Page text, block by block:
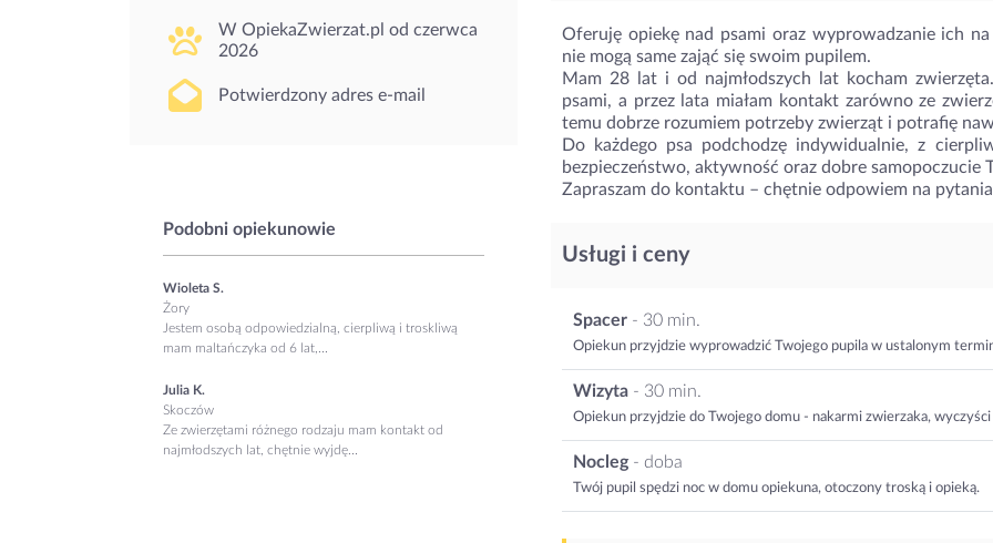
W OpiekaZwierzat.pl od czerwca
2026
Potwierdzony adres e-mail
Podobni opiekunowie
Wioleta S.
Żory
Jestem osobą odpowiedzialną, cierpliwą i troskliwą
mam maltańczyka od 6 lat,...
Julia K.
Skoczów
Ze zwierzętami różnego rodzaju mam kontakt od
najmłodszych lat, chętnie wyjdę...
Oferuję opiekę nad psami oraz wyprowadzanie ich
nie mogą same zająć się swoim pupilem.
Mam 28 lat i od najmłodszych lat kocham
psami, a przez lata miałam kontakt zarówno ze
temu dobrze rozumiem potrzeby zwierząt i potrafię
Do każdego psa podchodzę indywidualnie, z
bezpieczeństwo, aktywność oraz dobre samopoczucie
Zapraszam do kontaktu – chętnie odpowiem na
Usługi i ceny
Spacer - 30 min.
Opiekun przyjdzie wyprowadzić Twojego pupila w ustalonym
Wizyta - 30 min.
Opiekun przyjdzie do Twojego domu - nakarmi zwierzaka,
Nocleg - doba
Twój pupil spędzi noc w domu opiekuna, otoczony troską i opieką.